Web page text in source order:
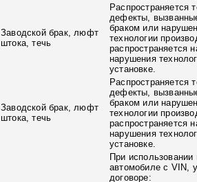
Заводской брак, люфт
штока, течь
Распространяется
дефекты,
браком или
технологии
распространяется
нарушения
установке.
Заводской брак, люфт
штока, течь
Распространяется
дефекты,
браком или
технологии
распространяется
нарушения
установке.
При использовании
автомобиле с VIN,
договоре: